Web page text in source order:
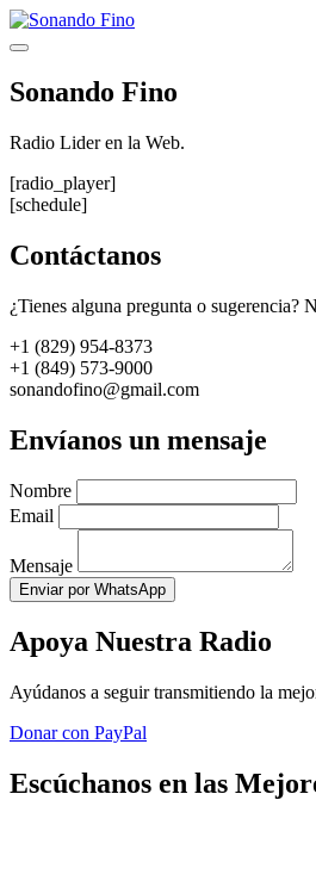
Saltar
al
Menú
Sonando Fino
Radio Lider en la Web.
[radio_player]
[schedule]
Contáctanos
¿Tienes alguna pregunta o sugerencia?
+1 (829) 954-8373
+1 (849) 573-9000
sonandofino@gmail.com
Envíanos un mensaje
Nombre
Email
Mensaje
Enviar por WhatsApp
Apoya Nuestra Radio
Ayúdanos a seguir transmitiendo la
Donar con PayPal
Escúchanos en las